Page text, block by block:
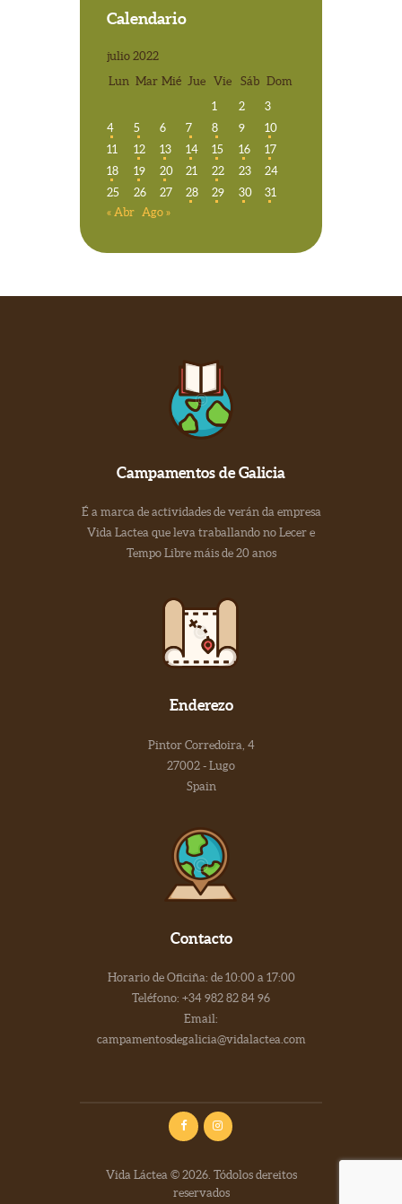
Calendario
julio 2022
Lun Mar Mié Jue Vie Sáb Dom
1
2
3
4
5 6 7 8 9
10
11
12 13 14 15 16
17
18
19 20 21 22 23
24
25
26 27 28 29 30
31
« Abr Ago »
Campamentos de Galicia
É a marca de actividades de verán da empresa
Vida Lactea que leva traballando no Lecer e
Tempo Libre máis de 20 anos
Enderezo
Pintor Corredoira, 4
27002 - Lugo
Spain
Contacto
Horario de Oficiña: de 10:00 a 17:00
Teléfono: +34 982 82 84 96
Email:
campamentosdegalicia@vidalactea.com
Vida Láctea © 2026. Tódolos dereitos
reservados